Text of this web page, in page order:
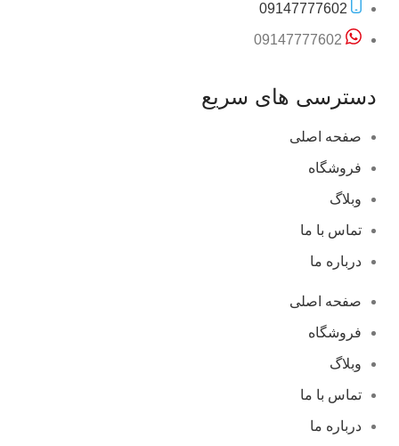
09147777602
09147777602
دسترسی های سریع
صفحه اصلی
فروشگاه
وبلاگ
تماس با ما
درباره ما
صفحه اصلی
فروشگاه
وبلاگ
تماس با ما
درباره ما